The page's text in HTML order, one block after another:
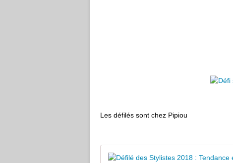
Les défilés sont chez Pipiou